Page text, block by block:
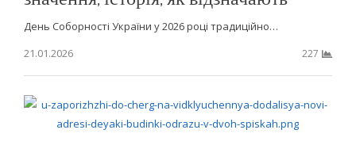
День Соборності України у 2026 році традиційно…
21.01.2026
227